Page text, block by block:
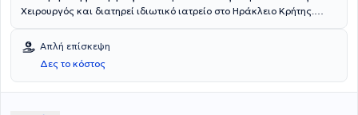
Χειρουργός και διατηρεί ιδιωτικό ιατρείο στο Ηράκλειο Κρήτης.
και πραγματοποίησε μεταπτυχιακές σπουδές στη Χειρουργική στο
Πανεπιστήμιο Κρήτης. Διαθέτει κλινική εμπειρία έχοντας εργαστεί
σε νοσοκομεία της Κρήτης καθώς και ερευνητική εμπειρία η οποία
αντικατοπτρίζεται στην πληθώρα επιστημονικών μελετών και
Απλή επίσκεψη
Δες το κόστος